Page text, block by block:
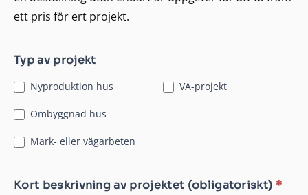
ett pris för ert projekt.
Kontrollansvarig
Typ av projekt
Nyproduktion hus
Ombyggnad hus
Mark- eller vägarbeten
VA-projekt
Kort beskrivning av projektet (obligatoriskt) *